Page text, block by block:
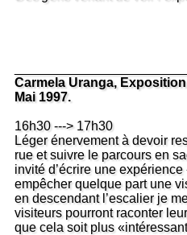
Carmela Uranga, Exposition
Mai 1997.
16h30 ---> 17h30
Léger énervement à devoir
rue et suivre le parcours en
invité d’écrire une
empêcher quelque part une
en descendant l’escalier je
visiteurs pourront raconter
que cela soit plus